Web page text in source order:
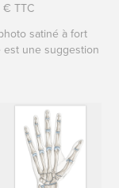
€ TTC
satiné à fort
est une suggestion